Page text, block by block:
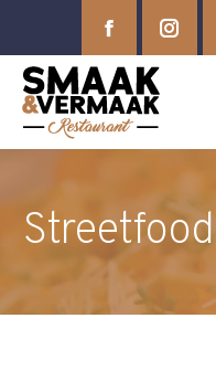
Facebook
page
opens
new
window
new